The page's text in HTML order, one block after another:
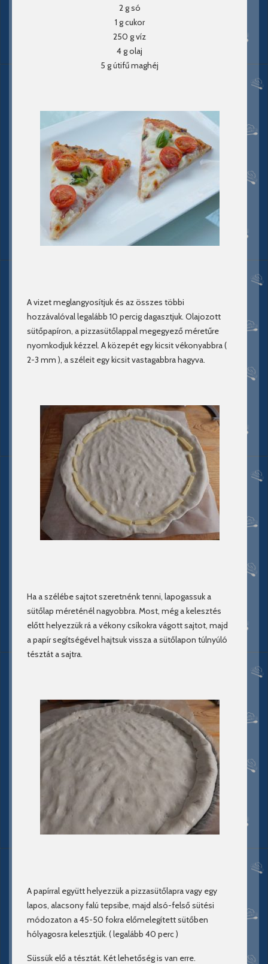
2 g só
1 g cukor
250 g víz
4 g olaj
5 g útifű maghéj
A vizet meglangyosítjuk és az összes többi
hozzávalóval legalább 10 percig dagasztjuk. Olajozott
sütőpapíron, a pizzasütőlappal megegyező méretűre
nyomkodjuk kézzel. A közepét egy kicsit vékonyabbra (
2-3 mm ), a széleit egy kicsit vastagabbra hagyva.
Ha a szélébe sajtot szeretnénk tenni, lapogassuk a
sütőlap méreténél nagyobbra. Most, még a kelesztés
előtt helyezzük rá a vékony csíkokra vágott sajtot, majd
a papír segítségével hajtsuk vissza a sütőlapon túlnyúló
tésztát a sajtra.
A papírral együtt helyezzük a pizzasütőlapra vagy egy
lapos, alacsony falú tepsibe, majd alsó-felső sütési
módozaton a 45-50 fokra előmelegített sütőben
hólyagosra kelesztjük. ( legalább 40 perc )
Süssük elő a tésztát. Két lehetőség is van erre.